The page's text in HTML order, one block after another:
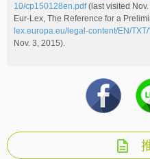
10/cp150128en.pdf(last visited
Eur-Lex, The Reference for a
lex.europa.eu/legal-content/EN/
Nov. 3, 2015).